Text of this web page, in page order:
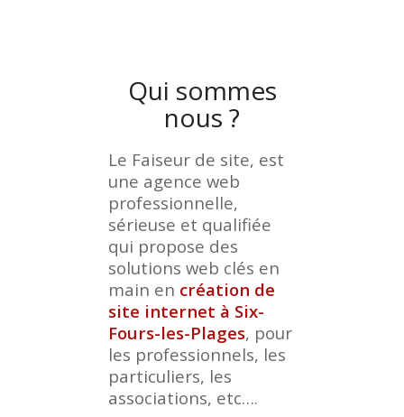
Qui sommes
nous ?
Le Faiseur de site, est
une agence web
professionnelle,
sérieuse et qualifiée
qui propose des
solutions web clés en
main en création de
site internet à Six-
Fours-les-Plages, pour
les professionnels, les
particuliers, les
associations, etc….